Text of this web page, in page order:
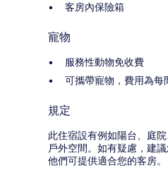
客房內保險箱
寵物
服務性動物免收費
可攜帶寵物，費用為
規定
此住宿設有例如陽台、庭
戶外空間。如有疑慮，建
他們可提供適合您的客房。